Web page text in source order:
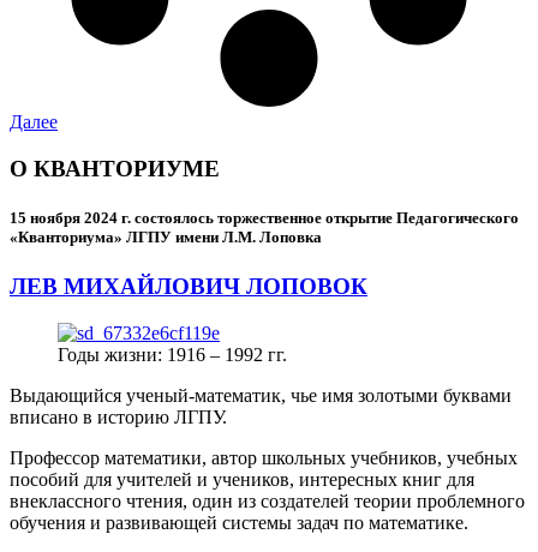
Далее
О КВАНТОРИУМЕ
15 ноября 2024 г. состоялось торжественное открытие Педагогического
«Кванториума» ЛГПУ имени Л.М. Лоповка
ЛЕВ МИХАЙЛОВИЧ ЛОПОВОК
Годы жизни: 1916 – 1992 гг.
Выдающийся ученый-математик, чье имя золотыми буквами
вписано в историю ЛГПУ.
Профессор математики, автор школьных учебников, учебных
пособий для учителей и учеников, интересных книг для
внеклассного чтения, один из создателей теории проблемного
обучения и развивающей системы задач по математике.